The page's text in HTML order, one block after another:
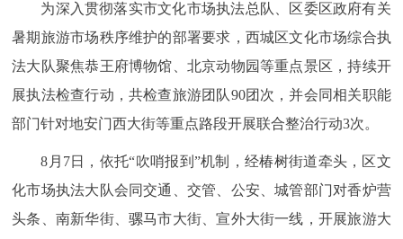
为深入贯彻落实市文化市场执法总队、区委区政府有关
暑期旅游市场秩序维护的部署要求，西城区文化市场综合执
法大队聚焦恭王府博物馆、北京动物园等重点景区，持续开
展执法检查行动，共检查旅游团队90团次，并会同相关职能
部门针对地安门西大街等重点路段开展联合整治行动3次。
8月7日，依托“吹哨报到”机制，经椿树街道牵头，区文
化市场执法大队会同交通、交管、公安、城管部门对香炉营
头条、南新华街、骡马市大街、宣外大街一线，开展旅游大